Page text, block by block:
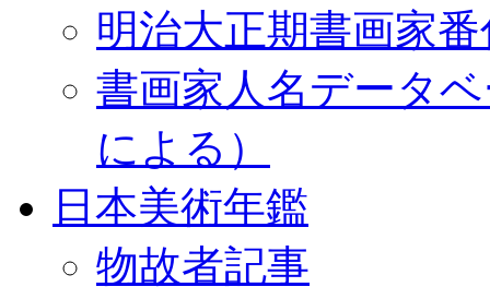
明治大正期書画家
書画家人名データ
による）
日本美術年鑑
物故者記事